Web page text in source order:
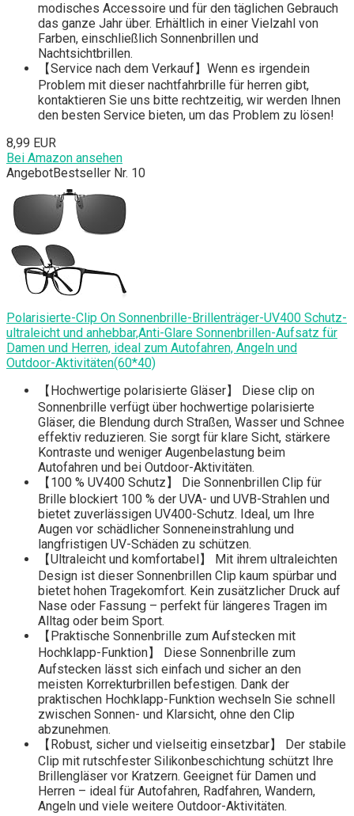
modisches Accessoire und für den täglichen Gebrauch
das ganze Jahr über. Erhältlich in einer Vielzahl von
Farben, einschließlich Sonnenbrillen und
Nachtsichtbrillen.
【Service nach dem Verkauf】Wenn es irgendein
Problem mit dieser nachtfahrbrille für herren gibt,
kontaktieren Sie uns bitte rechtzeitig, wir werden Ihnen
den besten Service bieten, um das Problem zu lösen!
8,99 EUR
Bei Amazon ansehen
AngebotBestseller Nr. 10
Polarisierte-Clip On Sonnenbrille-Brillenträger-UV400 Schutz-
ultraleicht und anhebbar,Anti-Glare Sonnenbrillen-Aufsatz für
Damen und Herren, ideal zum Autofahren, Angeln und
Outdoor-Aktivitäten(60*40)
【Hochwertige polarisierte Gläser】 Diese clip on
Sonnenbrille verfügt über hochwertige polarisierte
Gläser, die Blendung durch Straßen, Wasser und Schnee
effektiv reduzieren. Sie sorgt für klare Sicht, stärkere
Kontraste und weniger Augenbelastung beim
Autofahren und bei Outdoor-Aktivitäten.
【100 % UV400 Schutz】 Die Sonnenbrillen Clip für
Brille blockiert 100 % der UVA- und UVB-Strahlen und
bietet zuverlässigen UV400-Schutz. Ideal, um Ihre
Augen vor schädlicher Sonneneinstrahlung und
langfristigen UV-Schäden zu schützen.
【Ultraleicht und komfortabel】 Mit ihrem ultraleichten
Design ist dieser Sonnenbrillen Clip kaum spürbar und
bietet hohen Tragekomfort. Kein zusätzlicher Druck auf
Nase oder Fassung – perfekt für längeres Tragen im
Alltag oder beim Sport.
【Praktische Sonnenbrille zum Aufstecken mit
Hochklapp-Funktion】 Diese Sonnenbrille zum
Aufstecken lässt sich einfach und sicher an den
meisten Korrekturbrillen befestigen. Dank der
praktischen Hochklapp-Funktion wechseln Sie schnell
zwischen Sonnen- und Klarsicht, ohne den Clip
abzunehmen.
【Robust, sicher und vielseitig einsetzbar】 Der stabile
Clip mit rutschfester Silikonbeschichtung schützt Ihre
Brillengläser vor Kratzern. Geeignet für Damen und
Herren – ideal für Autofahren, Radfahren, Wandern,
Angeln und viele weitere Outdoor-Aktivitäten.